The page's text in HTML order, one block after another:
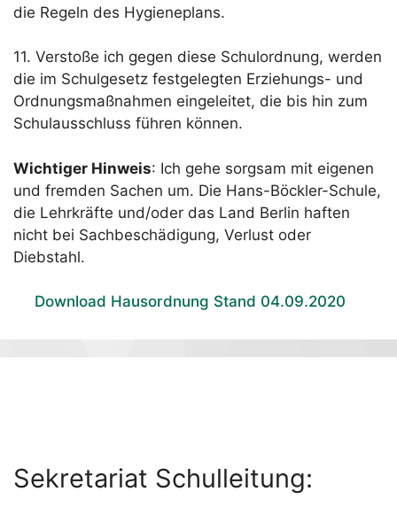
die Regeln des Hygieneplans.
11. Ver­sto­ße ich gegen die­se Schul­ord­nung, wer­den
die im Schul­ge­setz fest­ge­leg­ten Erzie­hungs- und
Ord­nungs­maß­nah­men ein­ge­lei­tet, die bis hin zum
Schul­aus­schluss füh­ren können.
Wich­ti­ger Hin­weis: Ich gehe sorg­sam mit eige­nen
und frem­den Sachen um. Die Hans-Böck­ler-Schu­le,
die Lehr­kräf­te und/oder das Land Ber­lin haf­ten
nicht bei Sach­be­schä­di­gung, Ver­lust oder
Diebstahl.
Down­load Haus­ord­nung Stand 04.09.2020
Sekre­ta­ri­at Schulleitung: